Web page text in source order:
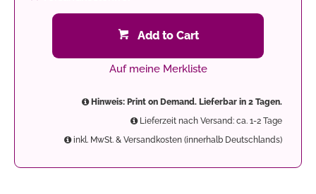
Add to Cart
Auf meine Merkliste
Hinweis: Print on Demand. Lieferbar in 2 Tagen.
Lieferzeit nach Versand: ca. 1-2 Tage
inkl. MwSt. & Versandkosten (innerhalb Deutschlands)